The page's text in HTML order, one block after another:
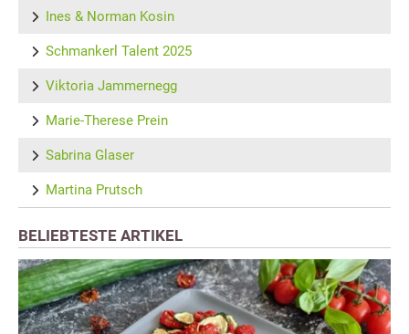
Ines & Norman Kosin
Schmankerl Talent 2025
Viktoria Jammernegg
Marie-Therese Prein
Sabrina Glaser
Martina Prutsch
BELIEBTESTE ARTIKEL